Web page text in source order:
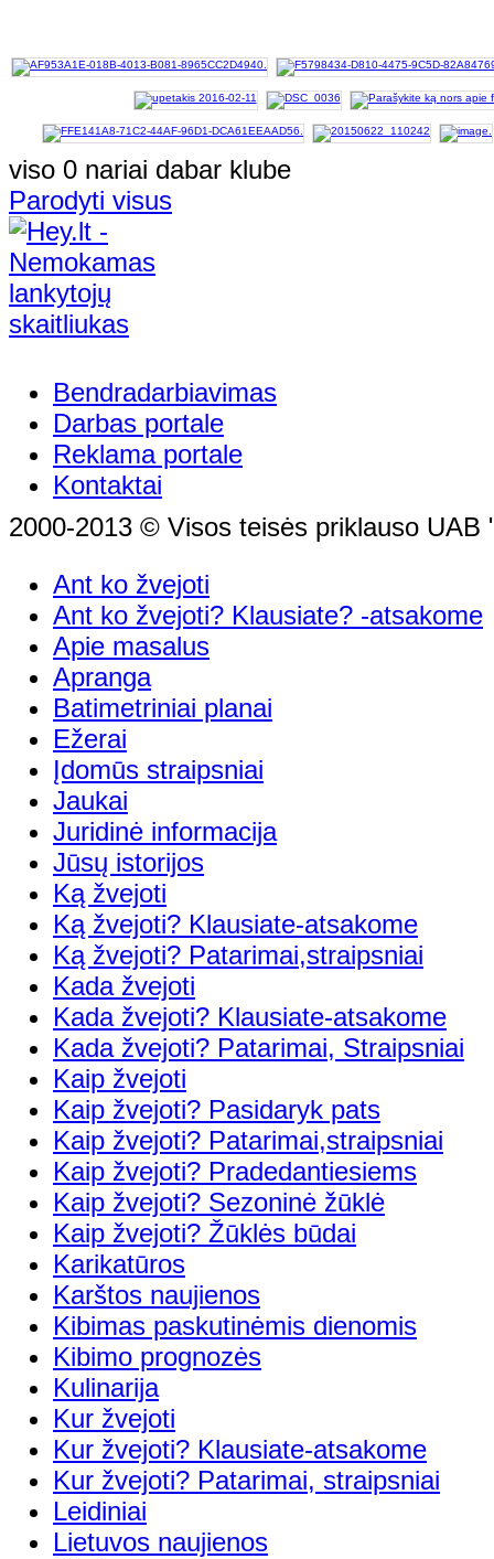
viso 0 nariai dabar klube
Parodyti visus
Bendradarbiavimas
Darbas portale
Reklama portale
Kontaktai
2000-2013 © Visos teisės priklauso UAB
Ant ko žvejoti
Ant ko žvejoti? Klausiate? -atsakome
Apie masalus
Apranga
Batimetriniai planai
Ežerai
Įdomūs straipsniai
Jaukai
Juridinė informacija
Jūsų istorijos
Ką žvejoti
Ką žvejoti? Klausiate-atsakome
Ką žvejoti? Patarimai,straipsniai
Kada žvejoti
Kada žvejoti? Klausiate-atsakome
Kada žvejoti? Patarimai, Straipsniai
Kaip žvejoti
Kaip žvejoti? Pasidaryk pats
Kaip žvejoti? Patarimai,straipsniai
Kaip žvejoti? Pradedantiesiems
Kaip žvejoti? Sezoninė žūklė
Kaip žvejoti? Žūklės būdai
Karikatūros
Karštos naujienos
Kibimas paskutinėmis dienomis
Kibimo prognozės
Kulinarija
Kur žvejoti
Kur žvejoti? Klausiate-atsakome
Kur žvejoti? Patarimai, straipsniai
Leidiniai
Lietuvos naujienos